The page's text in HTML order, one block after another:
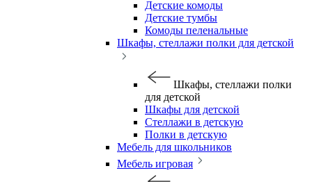
Детские комоды
Детские тумбы
Комоды пеленальные
Шкафы, стеллажи полки для детской
Шкафы, стеллажи полки
для детской
Шкафы для детской
Стеллажи в детскую
Полки в детскую
Мебель для школьников
Мебель игровая